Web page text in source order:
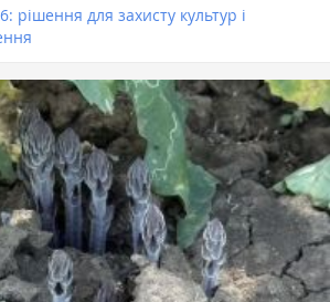
рішення для захисту культур і